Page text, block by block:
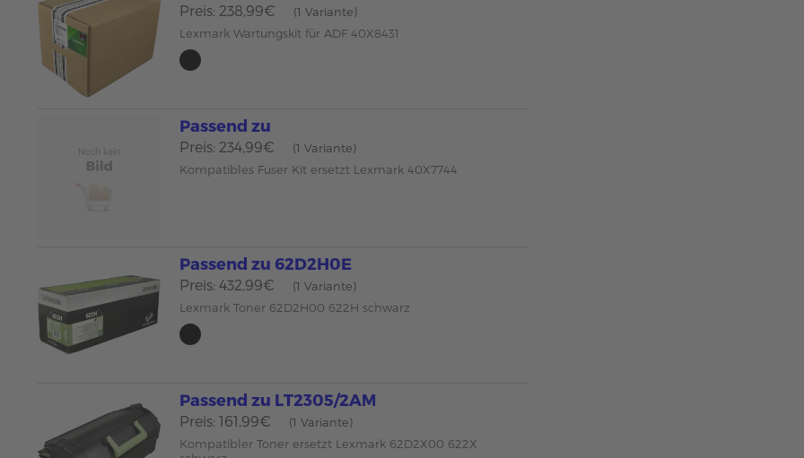
Preis: 238,99€
(1 Variante)
Lexmark Wartungskit für ADF 40X8431
Passend zu
Preis: 234,99€
(1 Variante)
Kompatibles Fuser Kit ersetzt Lexmark 40X7744
Passend zu 62D2H0E
Preis: 432,99€
(1 Variante)
Lexmark Toner 62D2H00 622H schwarz
Passend zu LT2305/2AM
Preis: 161,99€
(1 Variante)
Kompatibler Toner ersetzt Lexmark 62D2X00 622X